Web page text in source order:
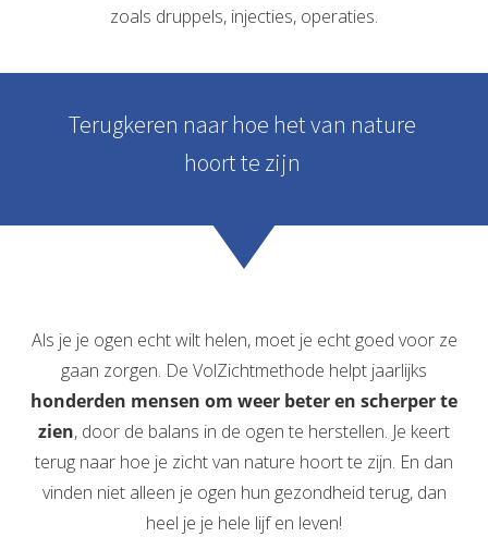
zoals druppels, injecties, operaties.
Terugkeren naar hoe het van nature
hoort te zijn
Als je je ogen echt wilt helen, moet je echt goed voor ze
gaan zorgen. De VolZichtmethode helpt jaarlijks
honderden mensen om weer beter en scherper te
zien, door de balans in de ogen te herstellen. Je keert
terug naar hoe je zicht van nature hoort te zijn. En dan
vinden niet alleen je ogen hun gezondheid terug, dan
heel je je hele lijf en leven!